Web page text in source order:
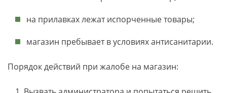
на прилавках лежат испорченные товары;
магазин пребывает в условиях антисанитарии.
Порядок действий при жалобе на магазин: